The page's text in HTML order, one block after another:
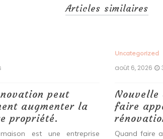
Articles similaires
peut
augmenter la
propriété.
est une entreprise
Uncategorized
août 6, 2026
Nouvelle
faire
Quand faire